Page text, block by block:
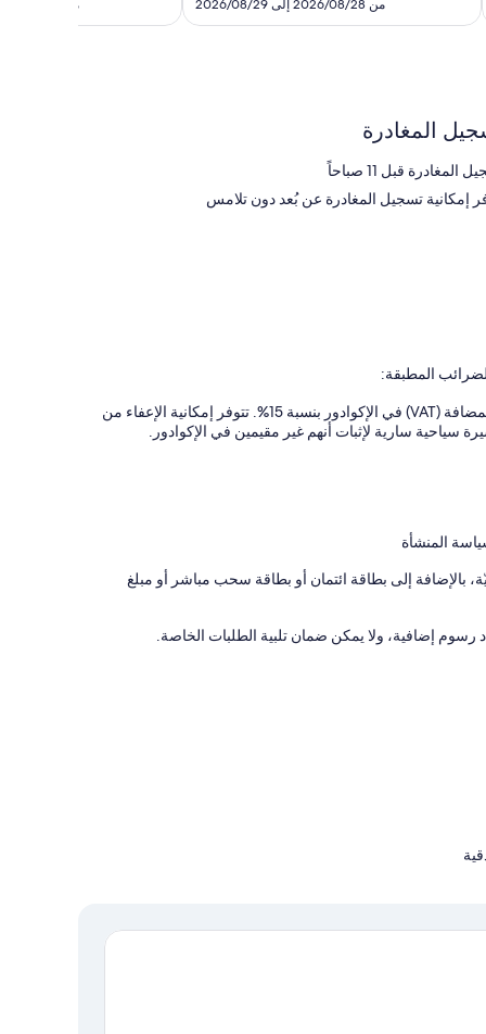
من 2026/08/28 إلى 2026/08/29
من 2026/08/15 إلى 2026/08/16
المغادرة
المغادرة قبل 11 صباحاً
إمكانية تسجيل المغادرة عن بُعد دون تلامس
المطبقة:
قد يُطلب منك دفع الرسوم التالية في المنشأة الفندقية: ضريبة القيمة المضافة (VAT) في الإكوادور بنسبة 15%. تتوفر إمكانية الإعفاء من
سياحية سارية لإثبات أنهم غير مقيمين في الإكوادور.
المنشأة
إلى بطاقة ائتمان أو بطاقة سحب مباشر أو مبلغ
إضافية، ولا يمكن ضمان تلبية الطلبات الخاصة.